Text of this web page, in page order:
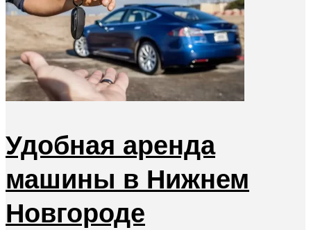
Удобная аренда
машины в Нижнем
Новгороде